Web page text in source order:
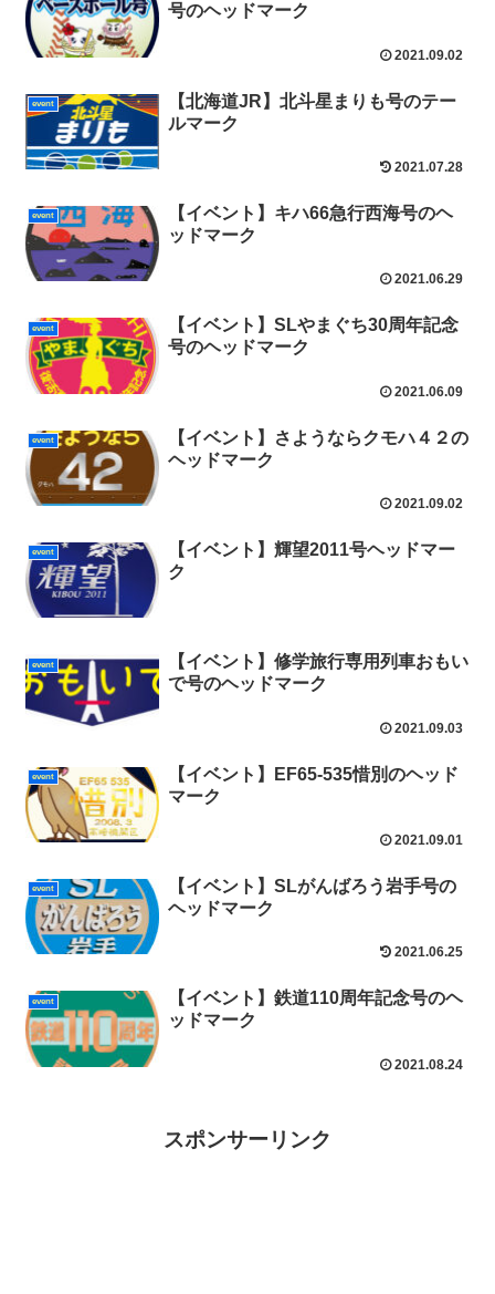
号のヘッドマーク
2021.09.02
event
【北海道JR】北斗星まりも号のテー
ルマーク
2021.07.28
event
【イベント】キハ66急行西海号のヘ
ッドマーク
2021.06.29
event
【イベント】SLやまぐち30周年記念
号のヘッドマーク
2021.06.09
event
【イベント】さようならクモハ４２の
ヘッドマーク
2021.09.02
event
【イベント】輝望2011号ヘッドマー
ク
event
【イベント】修学旅行専用列車おもい
で号のヘッドマーク
2021.09.03
event
【イベント】EF65-535惜別のヘッド
マーク
2021.09.01
event
【イベント】SLがんばろう岩手号の
ヘッドマーク
2021.06.25
event
【イベント】鉄道110周年記念号のヘ
ッドマーク
2021.08.24
スポンサーリンク